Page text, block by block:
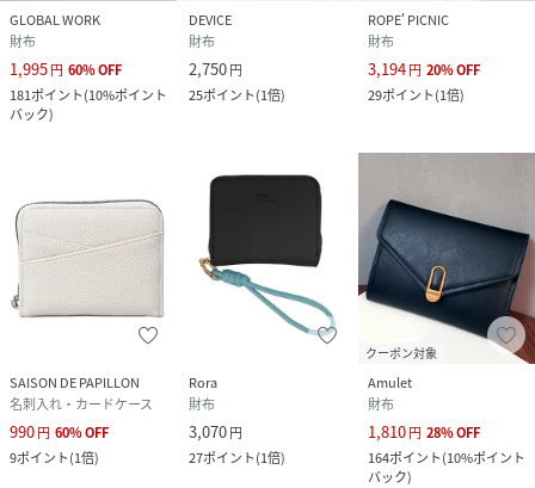
GLOBAL WORK
財布
1,995円 60%OFF
181ポイント(10%ポイント
バック)
DEVICE
財布
2,750円
25ポイント(1倍)
ROPE' PICNIC
財布
3,194円 20%OFF
29ポイント(1倍)
SAISON DE PAPILLON
名刺入れ・カードケース
990円 60%OFF
9ポイント(1倍)
Rora
財布
3,070円
27ポイント(1倍)
クーポン対象
Amulet
財布
1,810円 28%OFF
164ポイント(10%ポイント
バック)